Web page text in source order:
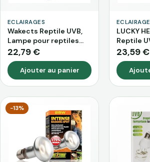
ECLAIRAGES
Wakects Reptile UVB,
Lampe pour reptiles
UVB, 5 W/10 W
REPTILAND Desert PRO
Compact Lampe UV-B
compacte E27 pour
reptiles (10 W)
22,79 €
Ajouter au panier
LUCKY
Reptile
Ampoule
Reptile
Dragon
23,59 €
−13%